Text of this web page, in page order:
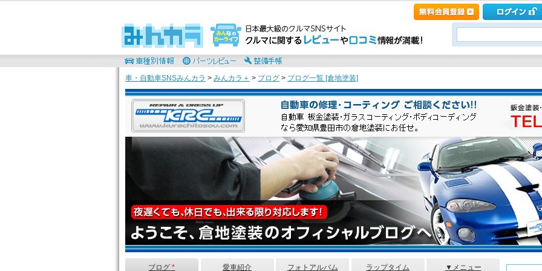
車・自動車SNSみんカラ > みんカラ＋ > ブログ > ブログ一覧 [倉地塗装]
ブログ * 愛車紹介 フォトアルバム ラップタイム ▼メニュー